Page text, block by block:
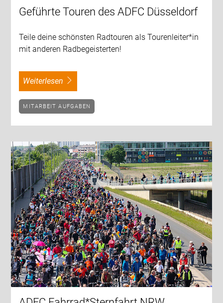
Geführte Touren des ADFC Düsseldorf
Teile deine schönsten Radtouren als Tourenleiter*in
mit anderen Radbegeisterten!
weiterlesen
MITARBEIT AUFGABEN